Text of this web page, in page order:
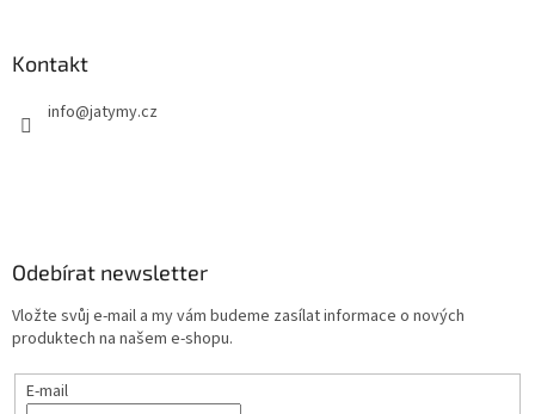
Kontakt
info@jatymy.cz
Odebírat newsletter
Vložte svůj e-mail a my vám budeme zasílat informace o nových
produktech na našem e-shopu.
E-mail